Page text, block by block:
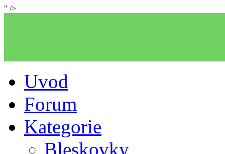
" />
Uvod
Forum
Kategorie
Bleskovky